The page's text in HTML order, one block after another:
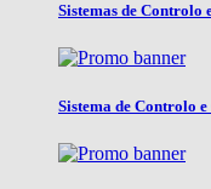
Sistemas de Controlo
Sistema de Controlo